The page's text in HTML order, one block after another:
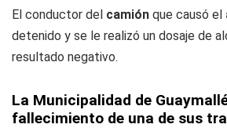
El conductor del camión que causó el
detenido y se le realizó un dosaje de
resultado negativo.
La Municipalidad de
fallecimiento de una de sus